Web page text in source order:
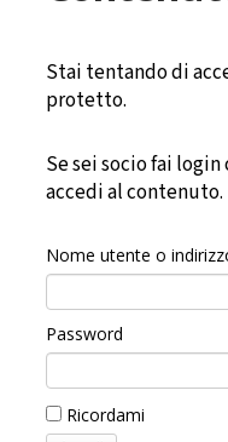
Stai tentando di
protetto.
Se sei socio fai
accedi al contenuto.
Nome utente o
Password
Ricordami